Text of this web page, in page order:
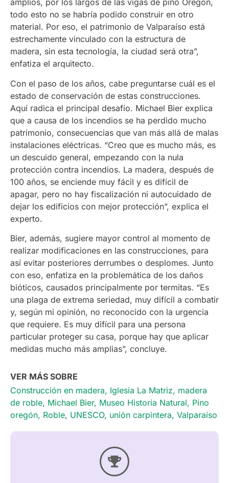
amplios, por los largos de las vigas de pino Oregón,
todo esto no se habría podido construir en otro
material. Por eso, el patrimonio de Valparaíso está
estrechamente vinculado con la estructura de
madera, sin esta tecnología, la ciudad será otra”,
enfatiza el arquitecto.
Con el paso de los años, cabe preguntarse cuál es el
estado de conservación de estas construcciones.
Aquí radica el principal desafío. Michael Bier explica
que a causa de los incendios se ha perdido mucho
patrimonio, consecuencias que van más allá de malas
instalaciones eléctricas. “Creo que es mucho más, es
un descuido general, empezando con la nula
protección contra incendios. La madera, después de
100 años, se enciende muy fácil y es difícil de
apagar, pero no hay fiscalización ni autocuidado de
dejar los edificios con mejor protección”, explica el
experto.
Bier, además, sugiere mayor control al momento de
realizar modificaciones en las construcciones, para
así evitar posteriores derrumbes o desplomes. Junto
con eso, enfatiza en la problemática de los daños
bióticos, causados principalmente por termitas. “Es
una plaga de extrema seriedad, muy difícil a combatir
y, según mi opinión, no reconocido con la urgencia
que requiere. Es muy difícil para una persona
particular proteger su casa, porque hay que aplicar
medidas mucho más amplias”, concluye.
VER MÁS SOBRE
Construcción en madera, Iglesia La Matriz, madera
de roble, Michael Bier, Museo Historia Natural, Pino
oregón, Roble, UNESCO, unión carpintera, Valparaíso